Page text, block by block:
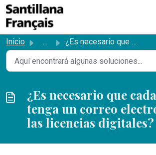
Saltar al contenido principal
Inicio ... ¿Es necesario que cada alumno/a tenga un correo electróni...
¿Es necesario que
tenga un correo
las licencias digitales?